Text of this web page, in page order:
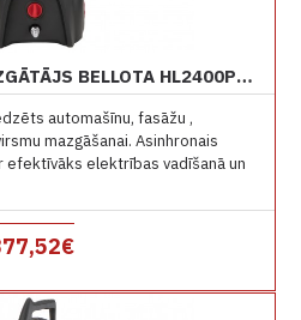
AUGSTSPIEDIENA MAZGĀTĀJS BELLOTA HL2400PROE 150 BARI
automašīnu, fasāžu ,
mazgāšanai. Asinhronais
efektīvāks elektrības vadīšanā un